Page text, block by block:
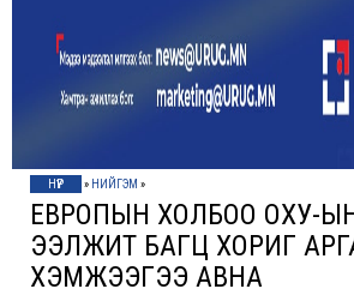
НҮҮР » НИЙГЭМ »
ЕВРОПЫН ХОЛБОО ОХУ-
ЭЭЛЖИТ БАГЦ ХОРИГ
ХЭМЖЭЭГЭЭ АВНА